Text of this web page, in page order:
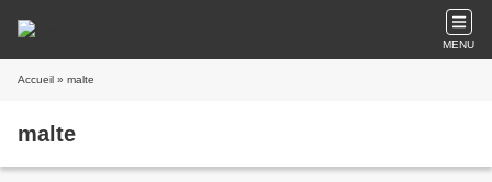
MENU
Accueil » malte
malte